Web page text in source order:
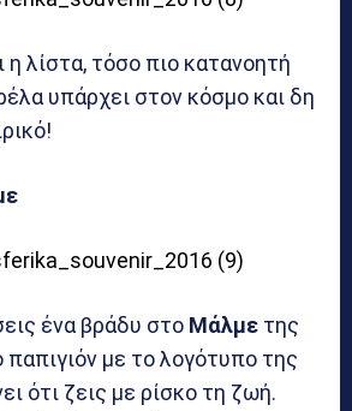
λίστα, τόσο πιο κατανοητή
υπάρχει στον κόσμο και δη
ένα βράδυ στο Μάλμε της
παπιγιόν με το λογότυπο της
ότι ζεις με ρίσκο τη ζωή.